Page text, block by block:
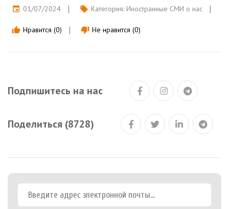
event 01/07/2024 local_offer Категория: Иностранные СМИ о нас
thumb_up Нравится (0) thumb_down Не нравится (0)
Подпишитесь на нас
Поделиться (8728)